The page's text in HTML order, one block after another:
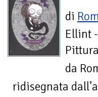
di
Ellint -
da
ridisegnata